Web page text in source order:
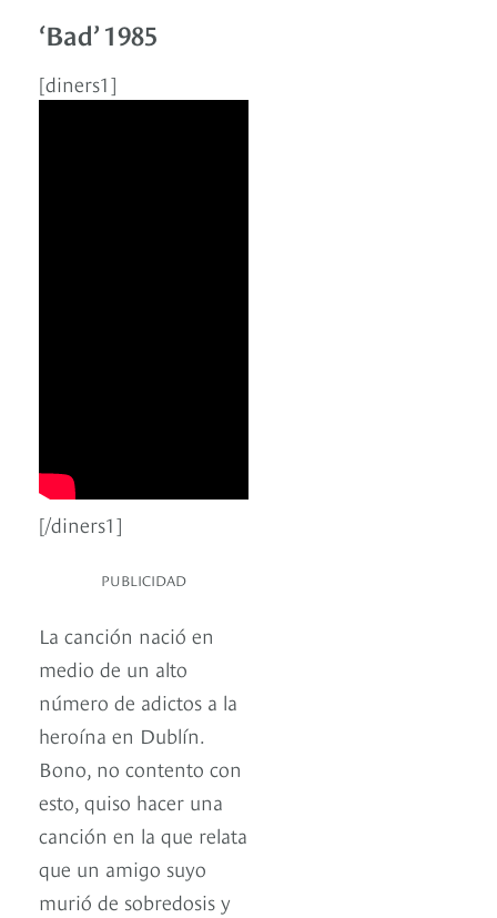
‘Bad’ 1985
[diners1]
[/diners1]
PUBLICIDAD
La canción nació en
medio de un alto
número de adictos a la
heroína en Dublín.
Bono, no contento con
esto, quiso hacer una
canción en la que relata
que un amigo suyo
murió de sobredosis y